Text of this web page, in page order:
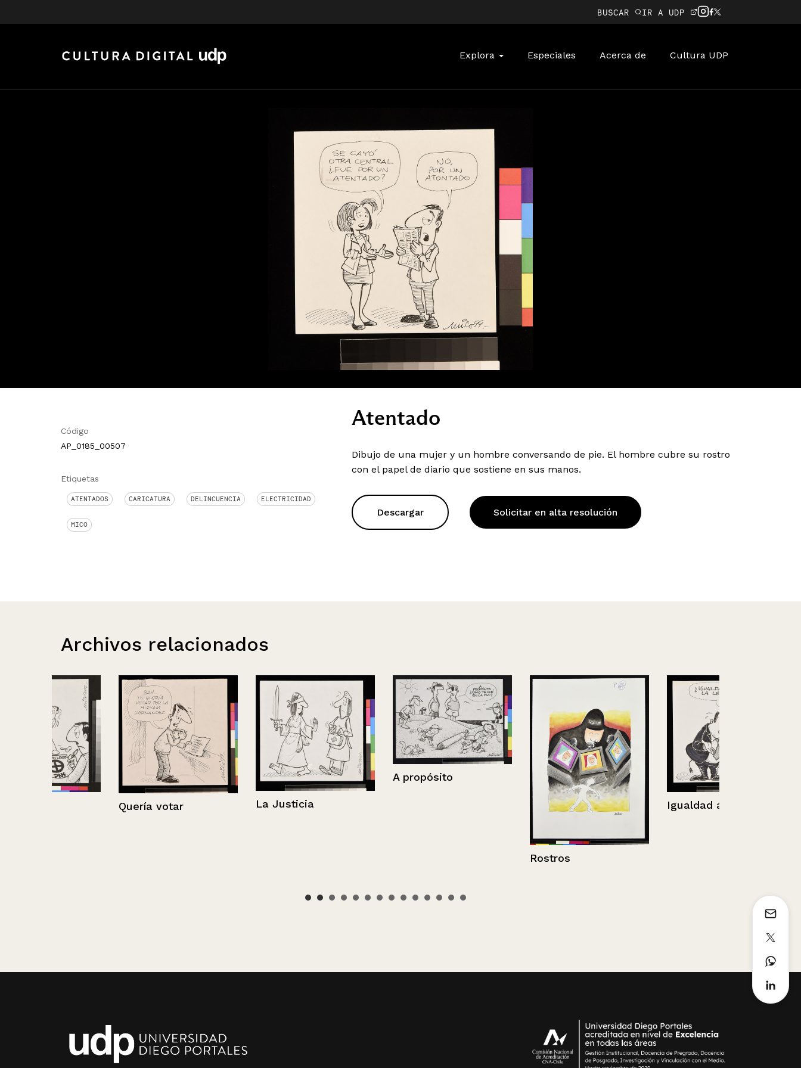
BUSCAR IR A UDP
Explora Especiales Acerca de Cultura UDP
Código
AP_0185_00507
Etiquetas
ATENTADOS CARICATURA DELINCUENCIA ELECTRICIDAD
MICO
Atentado
Dibujo de una mujer y un hombre conversando de pie. El hombre cubre su rostro
con el papel de diario que sostiene en sus manos.
Descargar Solicitar en alta resolución
Archivos relacionados
A propósito
Igualdad ante la ley